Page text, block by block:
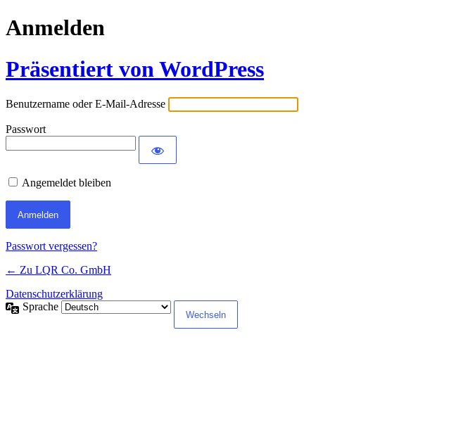
Anmelden
Präsentiert von WordPress
Benutzername oder E-Mail-Adresse
Passwort
Angemeldet bleiben
Passwort vergessen?
← Zu LQR Co. GmbH
Datenschutzerklärung
Sprache